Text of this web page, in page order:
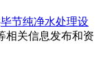
毕节纯净水处理设
相关信息发布和资